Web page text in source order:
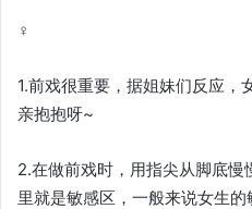
♀
1.前戏很重要，据姐妹们反应，
亲抱抱呀~
2.在做前戏时，用指尖从脚底
里就是敏感区，一般来说女生